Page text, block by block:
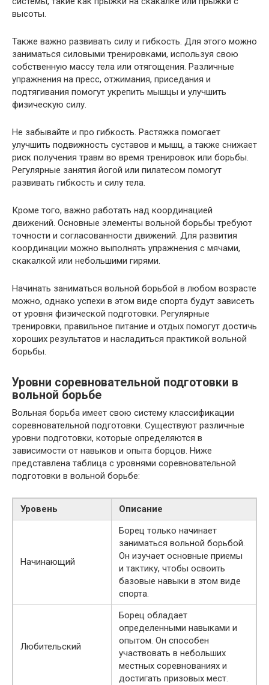
высоты.
Также важно развивать силу и гибкость. Для этого можно
заниматься силовыми тренировками, используя свою
собственную массу тела или отягощения. Различные
упражнения на пресс, отжимания, приседания и
подтягивания помогут укрепить мышцы и улучшить
физическую силу.
Не забывайте и про гибкость. Растяжка помогает
улучшить подвижность суставов и мышц, а также снижает
риск получения травм во время тренировок или борьбы.
Регулярные занятия йогой или пилатесом помогут
развивать гибкость и силу тела.
Кроме того, важно работать над координацией
движений. Основные элементы вольной борьбы требуют
точности и согласованности движений. Для развития
координации можно выполнять упражнения с мячами,
скакалкой или небольшими гирями.
Начинать заниматься вольной борьбой в любом возрасте
можно, однако успехи в этом виде спорта будут зависеть
от уровня физической подготовки. Регулярные
тренировки, правильное питание и отдых помогут достичь
хороших результатов и насладиться практикой вольной
борьбы.
Уровни соревновательной подготовки в
вольной борьбе
Вольная борьба имеет свою систему классификации
соревновательной подготовки. Существуют различные
уровни подготовки, которые определяются в
зависимости от навыков и опыта борцов. Ниже
представлена таблица с уровнями соревновательной
подготовки в вольной борьбе:
Уровень Описание
Начинающий
Борец только начинает
заниматься вольной борьбой.
Он изучает основные приемы
и тактику, чтобы освоить
базовые навыки в этом виде
спорта.
Любительский
Борец обладает
определенными навыками и
опытом. Он способен
участвовать в небольших
местных соревнованиях и
достигать призовых мест.